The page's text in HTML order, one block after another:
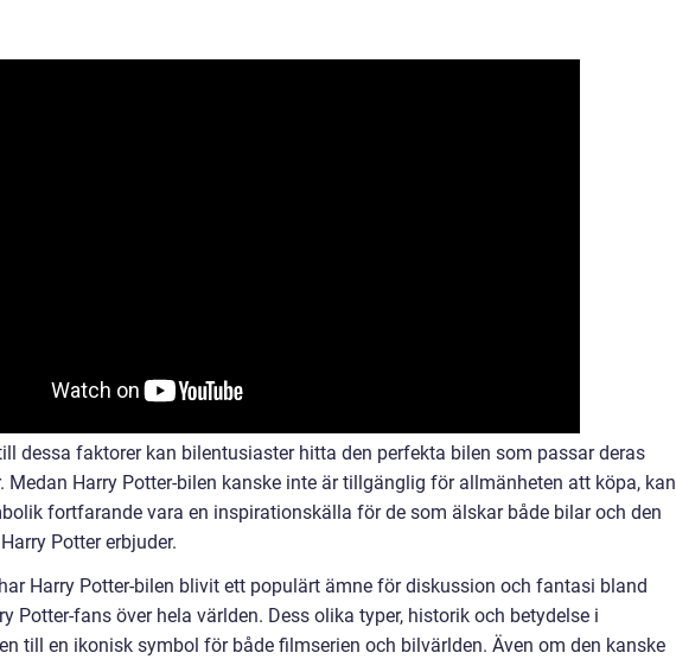
dessa faktorer kan bilentusiaster hitta den perfekta bilen som passar deras
Medan Harry Potter-bilen kanske inte är tillgänglig för allmänheten att köpa, kan
fortfarande vara en inspirationskälla för de som älskar både bilar och den
Potter erbjuder.
Harry Potter-bilen blivit ett populärt ämne för diskussion och fantasi bland
Potter-fans över hela världen. Dess olika typer, historik och betydelse i
till en ikonisk symbol för både filmserien och bilvärlden. Även om den kanske